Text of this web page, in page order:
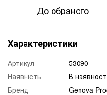
До обраного
Характеристики
Артикул
53090
Наявність
В наявності
Бренд
Genova